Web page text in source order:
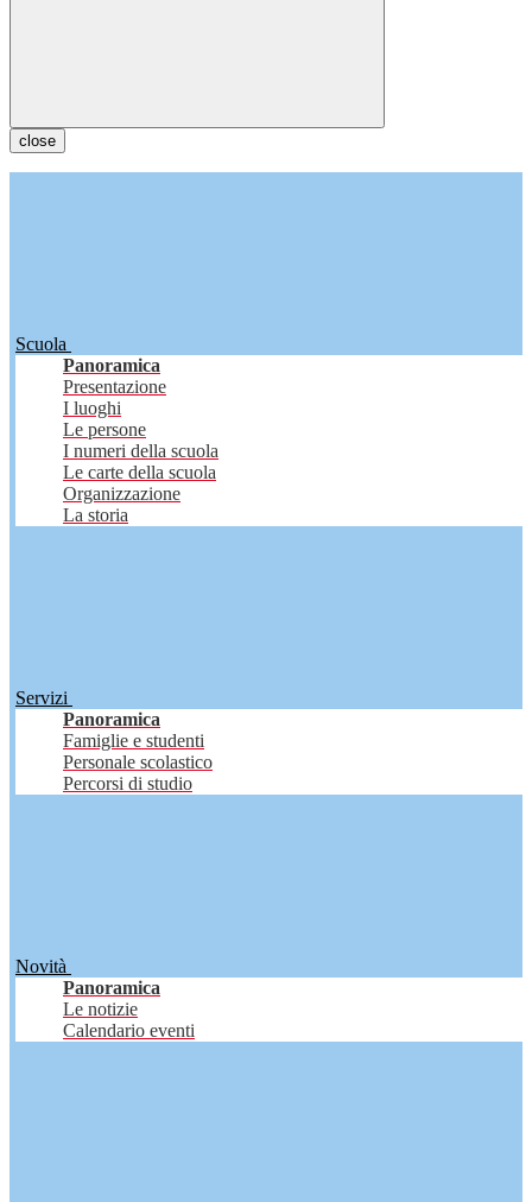
close
Scuola
Panoramica
Presentazione
I luoghi
Le persone
I numeri della scuola
Le carte della scuola
Organizzazione
La storia
Servizi
Panoramica
Famiglie e studenti
Personale scolastico
Percorsi di studio
Novità
Panoramica
Le notizie
Calendario eventi